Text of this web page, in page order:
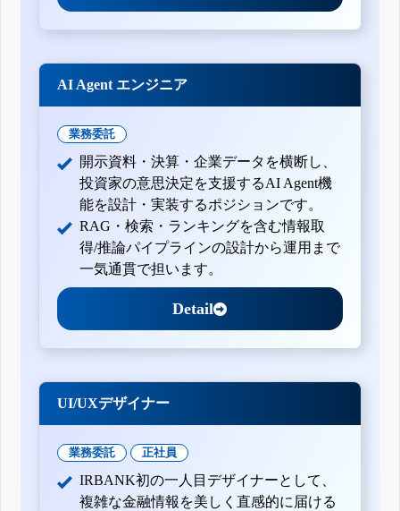
AI Agent エンジニア
業務委託
開示資料・決算・企業データを横断し、
投資家の意思決定を支援するAI Agent機
能を設計・実装するポジションです。
RAG・検索・ランキングを含む情報取
得/推論パイプラインの設計から運用まで
一気通貫で担います。
Detail
UI/UXデザイナー
業務委託 正社員
IRBANK初の一人目デザイナーとして、
複雑な金融情報を美しく直感的に届ける